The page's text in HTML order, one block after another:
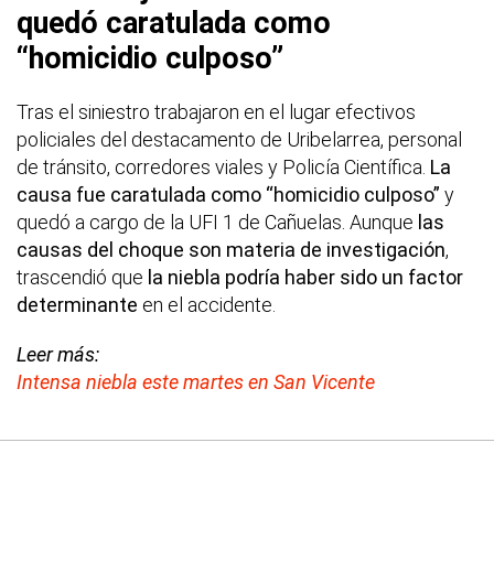
quedó caratulada como
“homicidio culposo”
Tras el siniestro trabajaron en el lugar efectivos
policiales del destacamento de Uribelarrea, personal
de tránsito, corredores viales y Policía Científica. La
causa fue caratulada como “homicidio culposo” y
quedó a cargo de la UFI 1 de Cañuelas. Aunque las
causas del choque son materia de investigación,
trascendió que la niebla podría haber sido un factor
determinante en el accidente.
Leer más:
Intensa niebla este martes en San Vicente